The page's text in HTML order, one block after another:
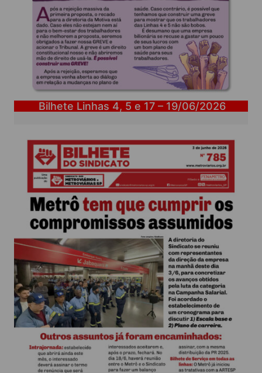
Bilhete Linhas 4, 5 e 17 – 19/06/2026